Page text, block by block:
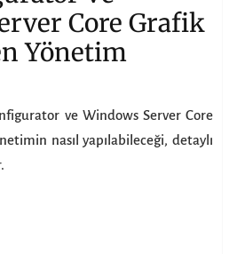
Core Grafik
Yönetim
ve Windows Server Core
nasıl yapılabileceği, detaylı